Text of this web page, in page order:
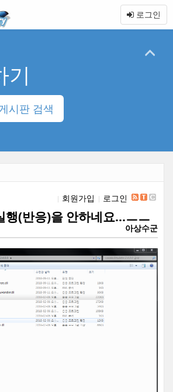
로그인
기
시판 검색
회원가입 로그인
행(반응)을 안하네요...ㅡㅡ
아상수군